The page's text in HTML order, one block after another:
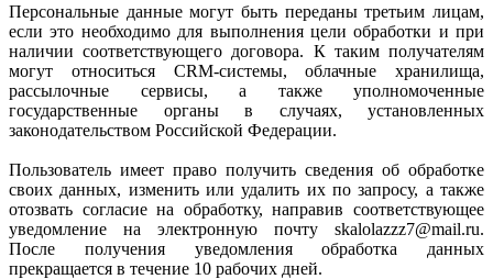
Персональные данные могут быть переданы третьим лицам,
если это необходимо для выполнения цели обработки и при
наличии соответствующего договора. К таким получателям
могут относиться CRM-системы, облачные хранилища,
рассылочные сервисы, а также уполномоченные
государственные органы в случаях, установленных
законодательством Российской Федерации.
Пользователь имеет право получить сведения об обработке
своих данных, изменить или удалить их по запросу, а также
отозвать согласие на обработку, направив соответствующее
уведомление на электронную почту skalolazzz7@mail.ru.
После получения уведомления обработка данных
прекращается в течение 10 рабочих дней.